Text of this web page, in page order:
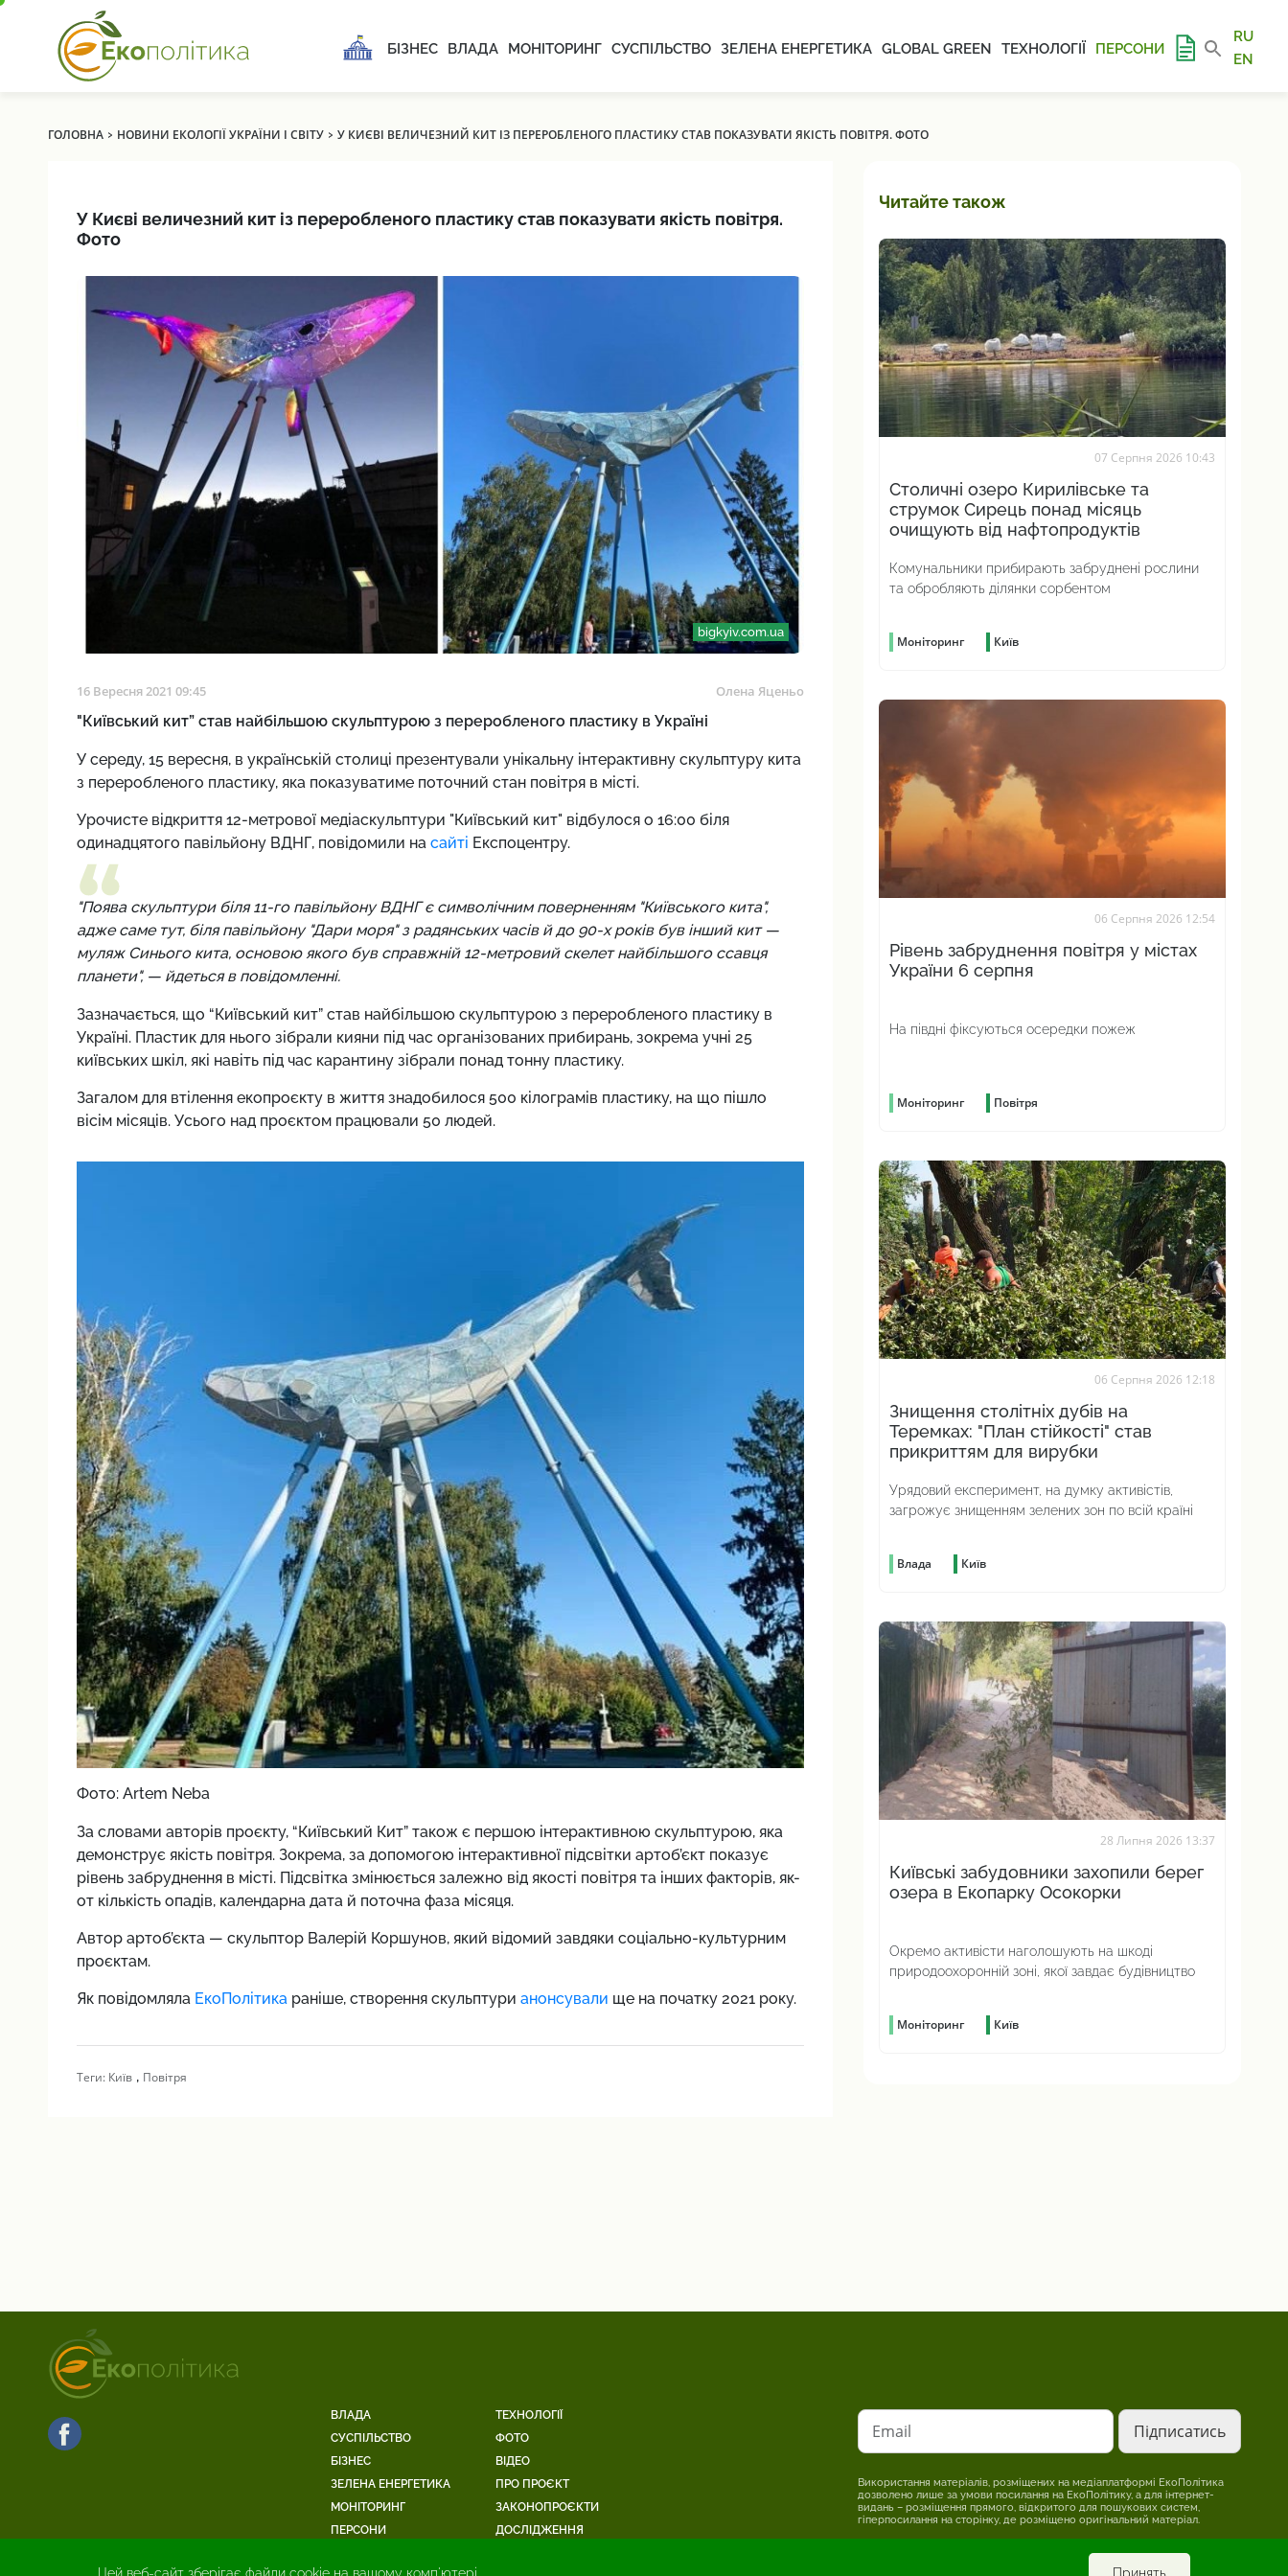
БІЗНЕС ВЛАДА МОНІТОРИНГ СУСПІЛЬСТВО ЗЕЛЕНА ЕНЕРГЕТИКА GLOBAL GREEN ТЕХНОЛОГІЇ ПЕРСОНИ
RU
EN
ГОЛОВНА› НОВИНИ ЕКОЛОГІЇ УКРАЇНИ І СВІТУ› У КИЄВІ ВЕЛИЧЕЗНИЙ КИТ ІЗ ПЕРЕРОБЛЕНОГО ПЛАСТИКУ СТАВ ПОКАЗУВАТИ ЯКІСТЬ ПОВІТРЯ. ФОТО
У Києві величезний кит із переробленого пластику став показувати якість повітря.
Фото
bigkyiv.com.ua
16 Вересня 2021 09:45 Олена Яценьо
"Київський кит” став найбільшою скульптурою з переробленого пластику в Україні
У середу, 15 вересня, в українській столиці презентували унікальну інтерактивну скульптуру кита
з переробленого пластику, яка показуватиме поточний стан повітря в місті.
Урочисте відкриття 12-метрової медіаскульптури "Київський кит" відбулося о 16:00 біля
одинадцятого павільйону ВДНГ, повідомили на сайті Експоцентру.
"Поява скульптури біля 11-го павільйону ВДНГ є символічним поверненням "Київського кита",
адже саме тут, біля павільйону "Дари моря" з радянських часів й до 90-х років був інший кит —
муляж Синього кита, основою якого був справжній 12-метровий скелет найбільшого ссавця
планети", — йдеться в повідомленні.
Зазначається, що “Київський кит” став найбільшою скульптурою з переробленого пластику в
Україні. Пластик для нього зібрали кияни під час організованих прибирань, зокрема учні 25
київських шкіл, які навіть під час карантину зібрали понад тонну пластику.
Загалом для втілення екопроєкту в життя знадобилося 500 кілограмів пластику, на що пішло
вісім місяців. Усього над проєктом працювали 50 людей.
Фото: Artem Neba
За словами авторів проєкту, “Київський Кит” також є першою інтерактивною скульптурою, яка
демонструє якість повітря. Зокрема, за допомогою інтерактивної підсвітки артоб’єкт показує
рівень забруднення в місті. Підсвітка змінюється залежно від якості повітря та інших факторів, як-
от кількість опадів, календарна дата й поточна фаза місяця.
Автор артоб’єкта — скульптор Валерій Коршунов, який відомий завдяки соціально-культурним
проєктам.
Як повідомляла ЕкоПолітика раніше, створення скульптури анонсували ще на початку 2021 року.
Теги: Київ, Повітря
Читайте також
07 Серпня 2026 10:43
Столичні озеро Кирилівське та
струмок Сирець понад місяць
очищують від нафтопродуктів
Комунальники прибирають забруднені рослини
та обробляють ділянки сорбентом
Моніторинг Київ
06 Серпня 2026 12:54
Рівень забруднення повітря у містах
України 6 серпня
На півдні фіксуються осередки пожеж
Моніторинг Повітря
06 Серпня 2026 12:18
Знищення столітніх дубів на
Теремках: "План стійкості" став
прикриттям для вирубки
Урядовий експеримент, на думку активістів,
загрожує знищенням зелених зон по всій країні
Влада Київ
28 Липня 2026 13:37
Київські забудовники захопили берег
озера в Екопарку Осокорки
Окремо активісти наголошують на шкоді
природоохоронній зоні, якої завдає будівництво
Моніторинг Київ
ВЛАДА
СУСПІЛЬСТВО
БІЗНЕС
ЗЕЛЕНА ЕНЕРГЕТИКА
МОНІТОРИНГ
ПЕРСОНИ
ТЕХНОЛОГІЇ
ФОТО
ВІДЕО
ПРО ПРОЄКТ
ЗАКОНОПРОЄКТИ
ДОСЛІДЖЕННЯ
Email
Використання матеріалів, розміщених на медіаплатформі ЕкоПолітика
дозволено лише за умови посилання на ЕкоПолітику, а для інтернет-
видань – розміщення прямого, відкритого для пошукових систем,
гіперпосилання на сторінку, де розміщено оригінальний матеріал.
матеріалі. Відповідальність за достовірність інформації, опублікованої в